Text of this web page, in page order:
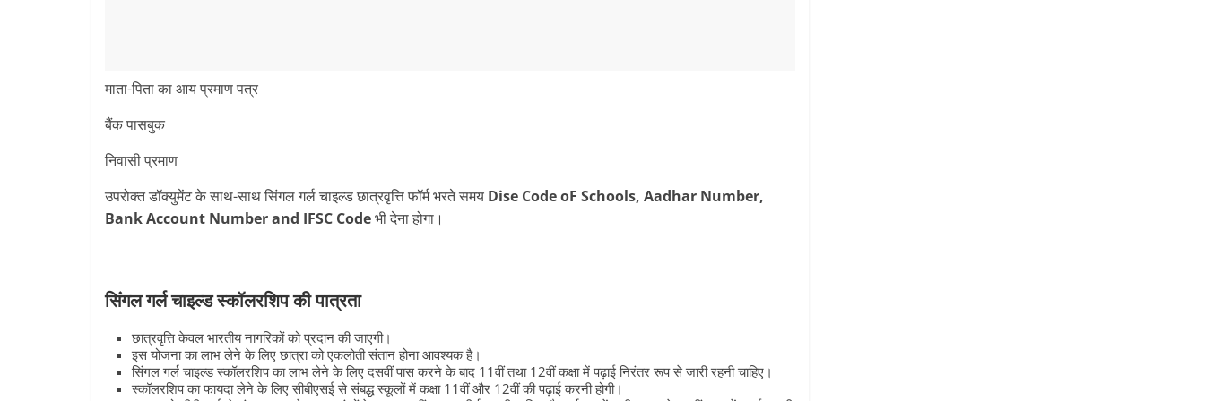
माता-पिता का आय प्रमाण पत्र
बैंक पासबुक
निवासी प्रमाण
उपरोक्त डॉक्युमेंट के साथ-साथ सिंगल गर्ल चाइल्‍ड छात्रवृत्ति फॉर्म भरते समय Dise Code oF Schools, Aadhar Number,
Bank Account Number and IFSC Codeभी देना होगा।
सिंगल गर्ल चाइल्‍ड स्‍कॉलरशिप की पात्रता
छात्रवृत्ति केवल भारतीय नागरिकों को प्रदान की जाएगी।
इस योजना का लाभ लेने के लिए छात्रा को एकलोती संतान होना आवश्‍यक है।
सिंगल गर्ल चाइल्‍ड स्‍कॉलरशिप का लाभ लेने के लिए दसवीं पास करने के बाद 11वीं तथा 12वीं कक्षा में पढ़ाई निरंतर रूप से जारी रहनी चाहिए।
स्‍कॉलरशिप का फायदा लेने के लिए सीबीएसई से संबद्ध स्कूलों में कक्षा 11वीं और 12वीं की पढ़ाई करनी होगी।